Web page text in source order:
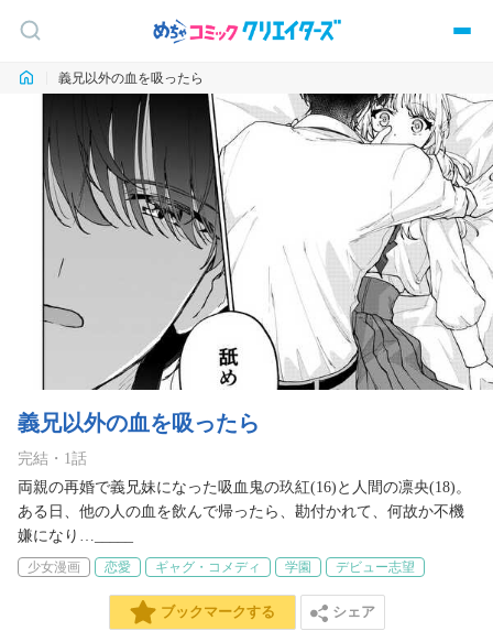
義兄以外の血を吸ったら
義兄以外の血を吸ったら
完結 ・ 1 話
両親の再婚で義兄妹になった吸血鬼の玖紅(16)と人間の凛央(18)。
ある日、他の人の血を飲んで帰ったら、勘付かれて、何故か不機
少女漫画 恋愛 ギャグ・コメディ 学園 デビュー志望
ブックマークする シェア